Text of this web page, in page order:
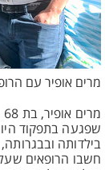
מרים אופיר עם
שפגעה בתפקוד
בילדותה
חשבו הרופאים